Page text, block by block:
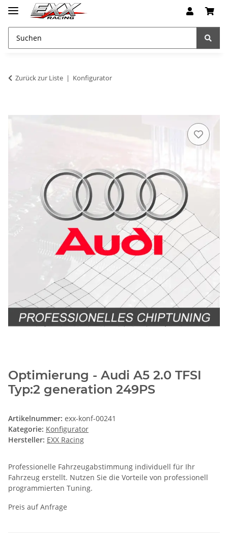
Zurück zur Liste Konfigurator
Optimierung - Audi A5 2.0 TFSI
Typ:2 generation 249PS
Artikelnummer: exx-konf-00241
Kategorie: Konfigurator
Hersteller: EXX Racing
Professionelle Fahrzeugabstimmung individuell für Ihr
Fahrzeug erstellt. Nutzen Sie die Vorteile von professionell
programmierten Tuning.
Preis auf Anfrage